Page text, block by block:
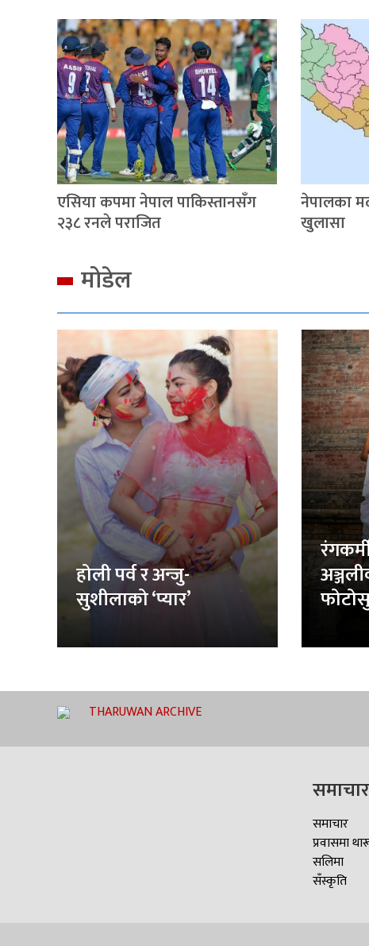
एसिया कपमा नेपाल पाकिस्तानसँग
२३८ रनले पराजित
नेपालका
खुलासा
मोडेल
होली पर्व र अन्जु-
सुशीलाको ‘प्यार’
THARUWAN ARCHIVE
समाचार
समाचार
प्रवासमा
सलिमा
सँस्कृति